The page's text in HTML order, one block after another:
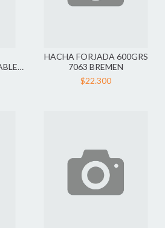
HACHA FORJADA 600GRS
7063 BREMEN
$22.300